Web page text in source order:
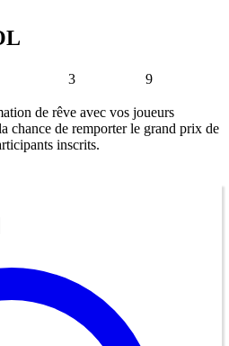
3 9
de rêve avec vos joueurs
chance de remporter le grand prix de
inscrits.